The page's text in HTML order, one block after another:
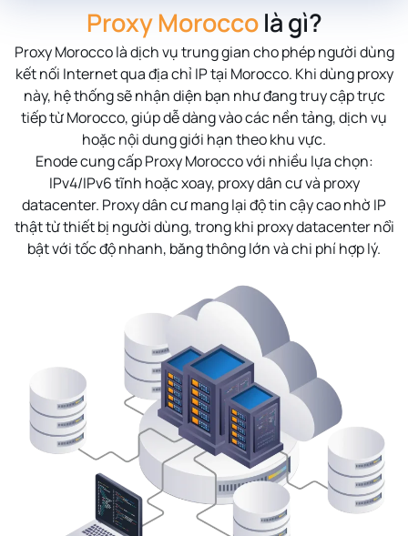
Proxy Moroccolà gì?
Proxy Moroccolà dịch vụ trung gian cho phép người dùng
kết nối Internet qua địa chỉ IP tại Morocco. Khi dùng proxy
này, hệ thống sẽ nhận diện bạn như đang truy cập trực
tiếp từ Morocco, giúp dễ dàng vào các nền tảng, dịch vụ
hoặc nội dung giới hạn theo khu vực.
Enode cung cấp Proxy Morocco với nhiều lựa chọn:
IPv4/IPv6 tĩnh hoặc xoay, proxy dân cư và proxy
datacenter. Proxy dân cư mang lại độ tin cậy cao nhờ IP
thật từ thiết bị người dùng, trong khi proxy datacenter nổi
bật với tốc độ nhanh, băng thông lớn và chi phí hợp lý.